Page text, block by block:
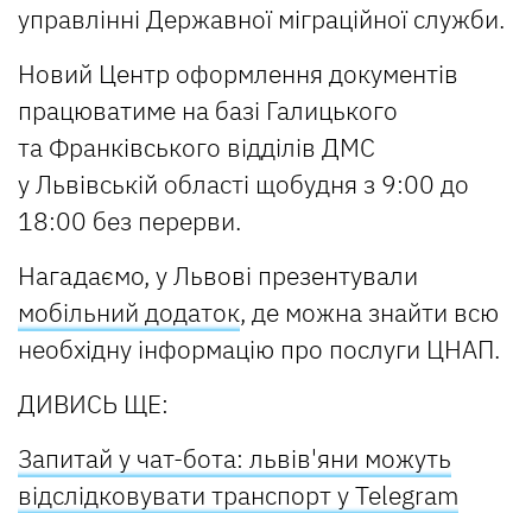
управлінні Державної міграційної служби.
Новий Центр оформлення документів
працюватиме на базі Галицького
та Франківського відділів ДМС
у Львівській області щобудня з 9:00 до
18:00 без перерви.
Нагадаємо, у Львові презентували
мобільний додаток, де можна знайти всю
необхідну інформацію про послуги ЦНАП.
ДИВИСЬ ЩЕ:
Запитай у чат-бота: львів'яни можуть
відслідковувати транспорт у Telegram